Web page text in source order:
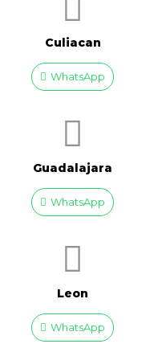
Culiacan
WhatsApp
Guadalajara
WhatsApp
Leon
WhatsApp